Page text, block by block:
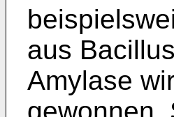
aus
Amylase